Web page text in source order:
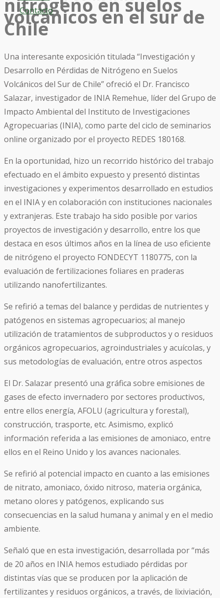
Contacto
nitrógeno en suelos
volcánicos en el sur de
Chile
Una interesante exposición titulada “Investigación y
Desarrollo en Pérdidas de Nitrógeno en Suelos
Volcánicos del Sur de Chile” ofreció el Dr. Francisco
Salazar, investigador de INIA Remehue, líder del Grupo de
Impacto Ambiental del Instituto de Investigaciones
Agropecuarias (INIA), como parte del ciclo de seminarios
online organizado por el proyecto REDES 180168.
En la oportunidad, hizo un recorrido histórico del trabajo
efectuado en el ámbito expuesto y presentó distintas
investigaciones y experimentos desarrollado en estudios
en el INIA y en colaboración con instituciones nacionales
y extranjeras. Este trabajo ha sido posible por varios
proyectos de investigación y desarrollo, entre los que
destaca en esos últimos años en la línea de uso eficiente
de nitrógeno el proyecto FONDECYT 1180775, con la
evaluación de fertilizaciones foliares en praderas
utilizando nanofertilizantes.
Se refirió a temas del balance y perdidas de nutrientes y
patógenos en sistemas agropecuarios; al manejo
utilización de tratamientos de subproductos y o residuos
orgánicos agropecuarios, agroindustriales y acuícolas, y
sus metodologías de evaluación, entre otros aspectos
El Dr. Salazar presentó una gráfica sobre emisiones de
gases de efecto invernadero por sectores productivos,
entre ellos energía, AFOLU (agricultura y forestal),
construcción, trasporte, etc. Asimismo, explicó
información referida a las emisiones de amoniaco, entre
ellos en el Reino Unido y los avances nacionales.
Se refirió al potencial impacto en cuanto a las emisiones
de nitrato, amoniaco, óxido nitroso, materia orgánica,
metano olores y patógenos, explicando sus
consecuencias en la salud humana y animal y en el medio
ambiente.
Señaló que en esta investigación, desarrollada por “más
de 20 años en INIA hemos estudiado pérdidas por
distintas vías que se producen por la aplicación de
fertilizantes y residuos orgánicos, a través, de lixiviación,